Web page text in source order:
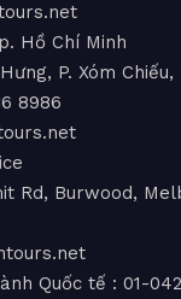
Hồ Chí Minh
P. Xóm
8986
Rd, Burwood,
Quốc tế : 01-